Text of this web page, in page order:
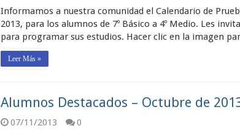
Informamos a nuestra comunidad el Calendario de
2013, para los alumnos de 7º Básico a 4º Medio. Les
para programar sus estudios. Hacer clic en la imagen
Leer Más »
Alumnos Destacados – Octubre de
07/11/2013
0